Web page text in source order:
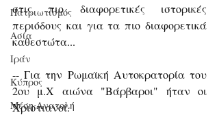
Πατριωτισμός
Ασία
Ιράν
Κύπρος
Μέση Ανατολή
στις πιο διαφορετικές ιστορικές
περιόδους και για τα πιο διαφορετικά
καθεστώτα...
-- Για την Ρωμαϊκή Αυτοκρατορία του
2ου μ.Χ αιώνα "Βάρβαροι" ήταν οι
Χριστιανοί.